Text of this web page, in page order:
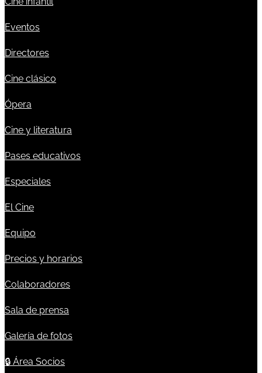
Eventos
Directores
Cine clásico
Ópera
Cine y literatura
Pases educativos
Especiales
El Cine
Equipo
Precios y horarios
Colaboradores
Sala de prensa
Galería de fotos
🔒 Área Socios